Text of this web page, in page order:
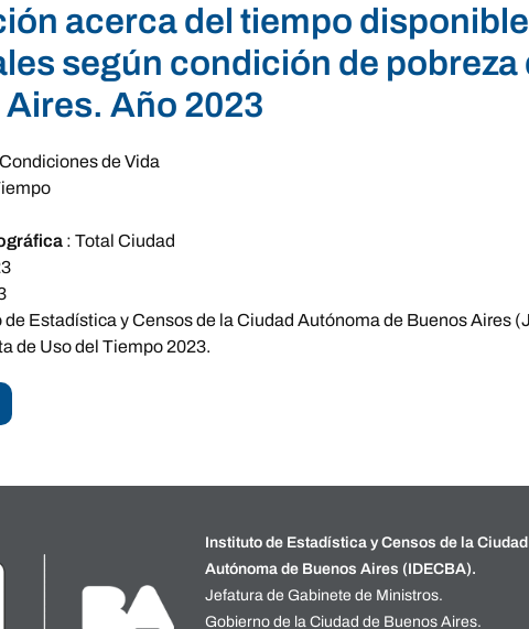
acerca del tiempo
según condición de pobreza
Año 2023
Condiciones de Vida
: Total Ciudad
de Estadística y Censos de la Ciudad Autónoma de Buenos Aires
de Uso del Tiempo 2023.
Instituto de Estadística y Censos de la Ciudad
Autónoma de Buenos Aires (IDECBA).
Jefatura de Gabinete de Ministros.
Gobierno de la Ciudad de Buenos Aires.